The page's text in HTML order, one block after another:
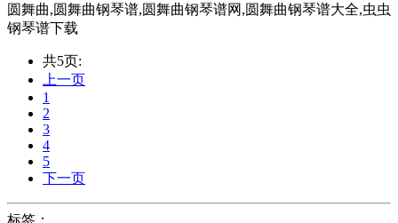
圆舞曲,圆舞曲钢琴谱,圆舞曲钢琴谱网,圆舞曲钢琴谱大全,虫虫
钢琴谱下载
共5页:
上一页
1
2
3
4
5
下一页
标签：